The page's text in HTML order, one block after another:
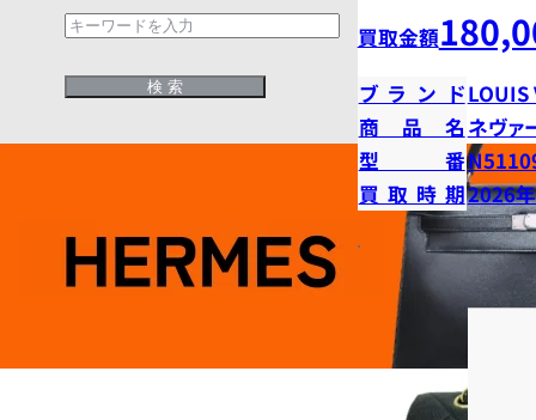
買取金額
ブランドLOUIS
商品名 ネヴァ
型番
買取時期2026